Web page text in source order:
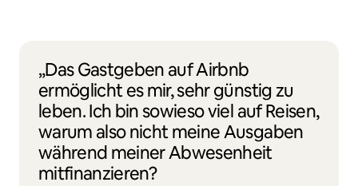
„Das Gastgeben auf Airbnb
ermöglicht es mir, sehr günstig zu
leben. Ich bin sowieso viel auf Reisen,
warum also nicht meine Ausgaben
während meiner Abwesenheit
mitfinanzieren?